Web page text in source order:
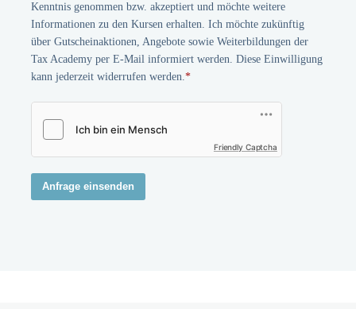
Kenntnis genommen bzw. akzeptiert und möchte weitere
Informationen zu den Kursen erhalten. Ich möchte zukünftig
über Gutscheinaktionen, Angebote sowie Weiterbildungen der
Tax Academy per E-Mail informiert werden. Diese Einwilligung
kann jederzeit widerrufen werden.*
Friendly Captcha
Anfrage einsenden